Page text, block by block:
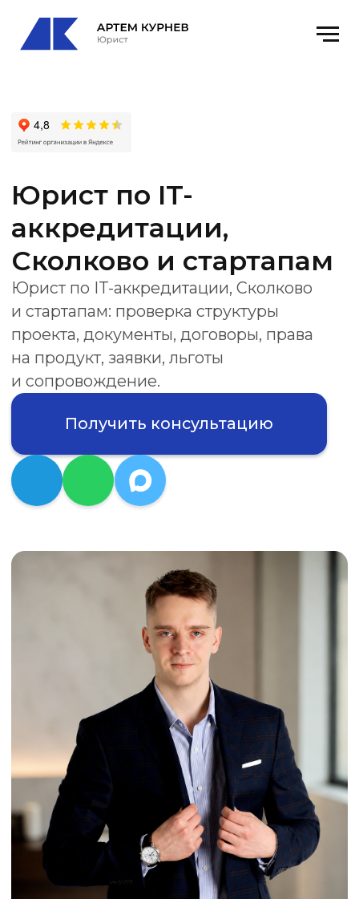
Юрист по IT-
Сколково и стартапам
Юрист по IT-аккредитации, Сколково
и стартапам: проверка структуры
проекта, документы, договоры, права
на продукт, заявки, льготы
и сопровождение.